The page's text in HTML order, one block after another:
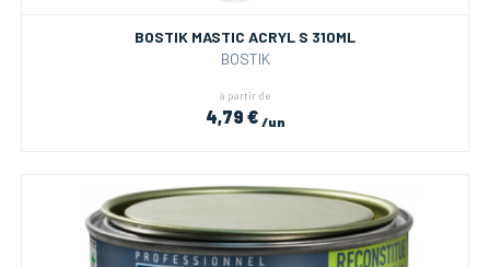
BOSTIK MASTIC ACRYL S 310ML
BOSTIK
à partir de
4,79 € /un